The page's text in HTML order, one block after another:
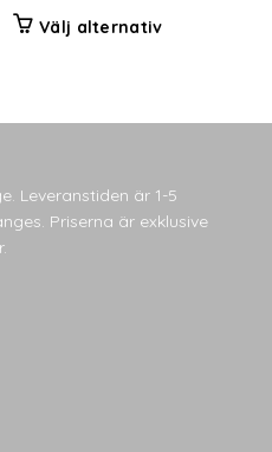
Välj alternativDen
flera
olika
alternativen
Leveranstiden är 1-5
Priserna är exklusive